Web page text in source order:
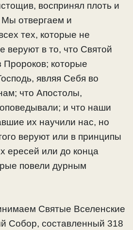
воспринял плоть и
Мы отвергаем и
тех, которые не
веруют в то, что Святой
Пророков; которые
являя Себя во
что Апостолы,
и что наши
их научили нас, но
веруют или в принципы
ересей или до конца
повели дурным
Святые Вселенские
Собор, составленный 318